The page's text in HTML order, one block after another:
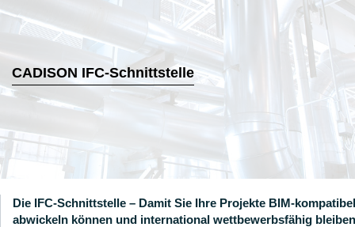
CADISON IFC-Schnittstelle
Die IFC-Schnittstelle – Damit Sie Ihre Projekte BIM-kompatibel
abwickeln können und international wettbewerbsfähig bleiben